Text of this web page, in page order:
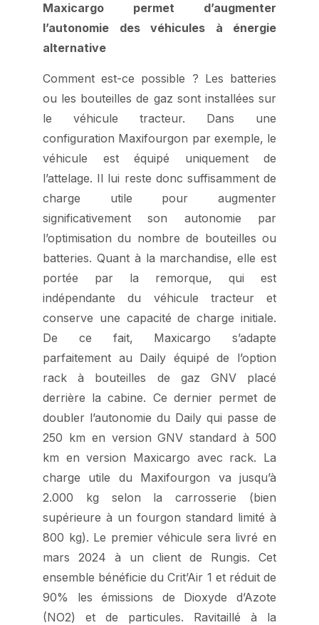
Maxicargo permet d’augmenter
l’autonomie des véhicules à énergie
alternative
Comment est-ce possible ? Les batteries
ou les bouteilles de gaz sont installées sur
le véhicule tracteur. Dans une
configuration Maxifourgon par exemple, le
véhicule est équipé uniquement de
l’attelage. Il lui reste donc suffisamment de
charge utile pour augmenter
significativement son autonomie par
l’optimisation du nombre de bouteilles ou
batteries. Quant à la marchandise, elle est
portée par la remorque, qui est
indépendante du véhicule tracteur et
conserve une capacité de charge initiale.
De ce fait, Maxicargo s’adapte
parfaitement au Daily équipé de l’option
rack à bouteilles de gaz GNV placé
derrière la cabine. Ce dernier permet de
doubler l’autonomie du Daily qui passe de
250 km en version GNV standard à 500
km en version Maxicargo avec rack. La
charge utile du Maxifourgon va jusqu’à
2.000 kg selon la carrosserie (bien
supérieure à un fourgon standard limité à
800 kg). Le premier véhicule sera livré en
mars 2024 à un client de Rungis. Cet
ensemble bénéficie du Crit’Air 1 et réduit de
90% les émissions de Dioxyde d’Azote
(NO2) et de particules. Ravitaillé à la